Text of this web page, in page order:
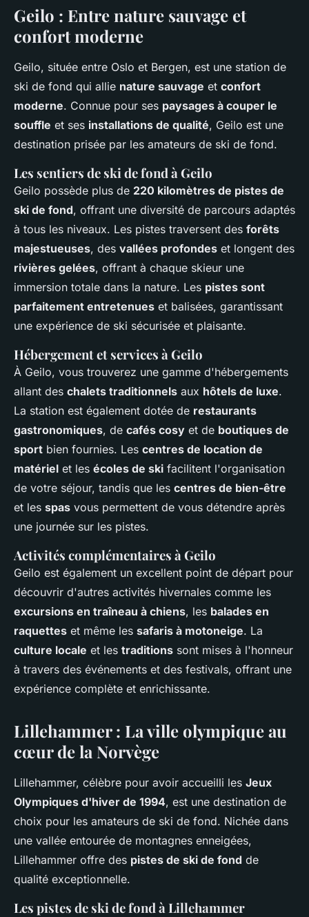
Geilo : Entre nature sauvage et
confort moderne
Geilo, située entre Oslo et Bergen, est une station de
ski de fond qui allie nature sauvage et confort
moderne. Connue pour ses paysages à couper le
souffle et ses installations de qualité, Geilo est une
destination prisée par les amateurs de ski de fond.
Les sentiers de ski de fond à Geilo
Geilo possède plus de 220 kilomètres de pistes de
ski de fond, offrant une diversité de parcours adaptés
à tous les niveaux. Les pistes traversent des forêts
majestueuses, des vallées profondes et longent des
rivières gelées, offrant à chaque skieur une
immersion totale dans la nature. Les pistes sont
parfaitement entretenues et balisées, garantissant
une expérience de ski sécurisée et plaisante.
Hébergement et services à Geilo
À Geilo, vous trouverez une gamme d'hébergements
allant des chalets traditionnels aux hôtels de luxe.
La station est également dotée de restaurants
gastronomiques, de cafés cosy et de boutiques de
sport bien fournies. Les centres de location de
matériel et les écoles de ski facilitent l'organisation
de votre séjour, tandis que les centres de bien-être
et les spas vous permettent de vous détendre après
une journée sur les pistes.
Activités complémentaires à Geilo
Geilo est également un excellent point de départ pour
découvrir d'autres activités hivernales comme les
excursions en traîneau à chiens, les balades en
raquettes et même les safaris à motoneige. La
culture locale et les traditions sont mises à l'honneur
à travers des événements et des festivals, offrant une
expérience complète et enrichissante.
Lillehammer : La ville olympique au
cœur de la Norvège
Lillehammer, célèbre pour avoir accueilli les Jeux
Olympiques d'hiver de 1994, est une destination de
choix pour les amateurs de ski de fond. Nichée dans
une vallée entourée de montagnes enneigées,
Lillehammer offre des pistes de ski de fond de
qualité exceptionnelle.
Les pistes de ski de fond à Lillehammer